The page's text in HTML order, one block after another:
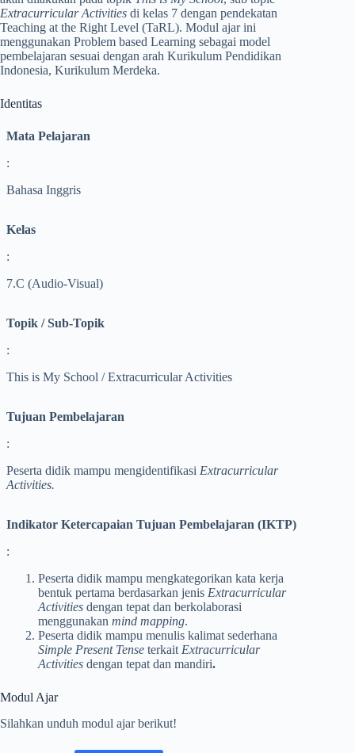
Extracurricular Activities di kelas 7 dengan pendekatan
Teaching at the Right Level (TaRL). Modul ajar ini
menggunakan Problem based Learning sebagai model
pembelajaran sesuai dengan arah Kurikulum Pendidikan
Indonesia, Kurikulum Merdeka.
Identitas
Mata Pelajaran
:
Bahasa Inggris
Kelas
:
7.C (Audio-Visual)
Topik / Sub-Topik
:
This is My School / Extracurricular Activities
Tujuan Pembelajaran
:
Peserta didik mampu mengidentifikasi Extracurricular
Activities.
Indikator Ketercapaian Tujuan Pembelajaran (IKTP)
:
Peserta didik mampu mengkategorikan kata kerja
bentuk pertama berdasarkan jenis Extracurricular
Activities dengan tepat dan berkolaborasi
menggunakan mind mapping.
Peserta didik mampu menulis kalimat sederhana
Simple Present Tense terkait Extracurricular
Activities dengan tepat dan mandiri.
Modul Ajar
Silahkan unduh modul ajar berikut!